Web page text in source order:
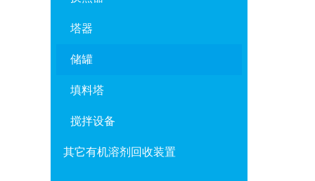
塔器
储罐
填料塔
搅拌设备
其它有机溶剂回收装置